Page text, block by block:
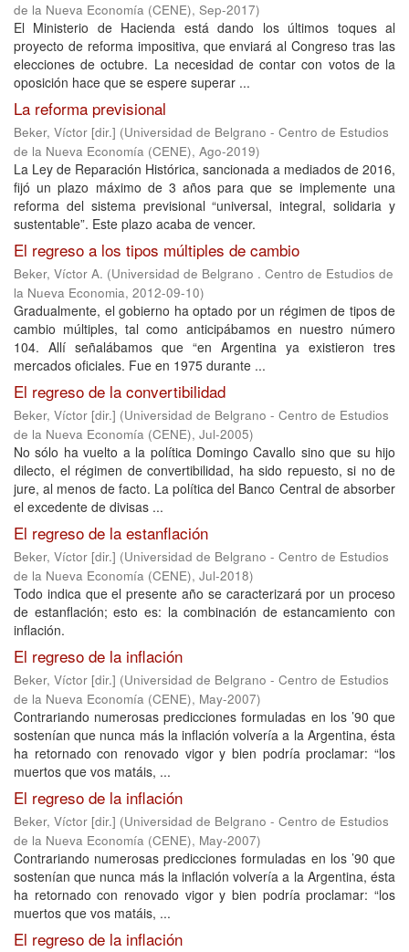
de la Nueva Economía (CENE), Sep-2017)
El Ministerio de Hacienda está dando los últimos toques al
proyecto de reforma impositiva, que enviará al Congreso tras las
elecciones de octubre. La necesidad de contar con votos de la
oposición hace que se espere superar ...
La reforma previsional
Beker, Víctor [dir.] (Universidad de Belgrano - Centro de Estudios
de la Nueva Economía (CENE), Ago-2019)
La Ley de Reparación Histórica, sancionada a mediados de 2016,
fijó un plazo máximo de 3 años para que se implemente una
reforma del sistema previsional “universal, integral, solidaria y
sustentable”. Este plazo acaba de vencer.
El regreso a los tipos múltiples de cambio
Beker, Víctor A. (Universidad de Belgrano . Centro de Estudios de
la Nueva Economia, 2012-09-10)
Gradualmente, el gobierno ha optado por un régimen de tipos de
cambio múltiples, tal como anticipábamos en nuestro número
104. Allí señalábamos que “en Argentina ya existieron tres
mercados oficiales. Fue en 1975 durante ...
El regreso de la convertibilidad
Beker, Víctor [dir.] (Universidad de Belgrano - Centro de Estudios
de la Nueva Economía (CENE), Jul-2005)
No sólo ha vuelto a la política Domingo Cavallo sino que su hijo
dilecto, el régimen de convertibilidad, ha sido repuesto, si no de
jure, al menos de facto. La política del Banco Central de absorber
el excedente de divisas ...
El regreso de la estanflación
Beker, Víctor [dir.] (Universidad de Belgrano - Centro de Estudios
de la Nueva Economía (CENE), Jul-2018)
Todo indica que el presente año se caracterizará por un proceso
de estanflación; esto es: la combinación de estancamiento con
inflación.
El regreso de la inflación
Beker, Víctor [dir.] (Universidad de Belgrano - Centro de Estudios
de la Nueva Economía (CENE), May-2007)
Contrariando numerosas predicciones formuladas en los ’90 que
sostenían que nunca más la inflación volvería a la Argentina, ésta
ha retornado con renovado vigor y bien podría proclamar: “los
muertos que vos matáis, ...
El regreso de la inflación
Beker, Víctor [dir.] (Universidad de Belgrano - Centro de Estudios
de la Nueva Economía (CENE), May-2007)
Contrariando numerosas predicciones formuladas en los ’90 que
sostenían que nunca más la inflación volvería a la Argentina, ésta
ha retornado con renovado vigor y bien podría proclamar: “los
muertos que vos matáis, ...
El regreso de la inflación